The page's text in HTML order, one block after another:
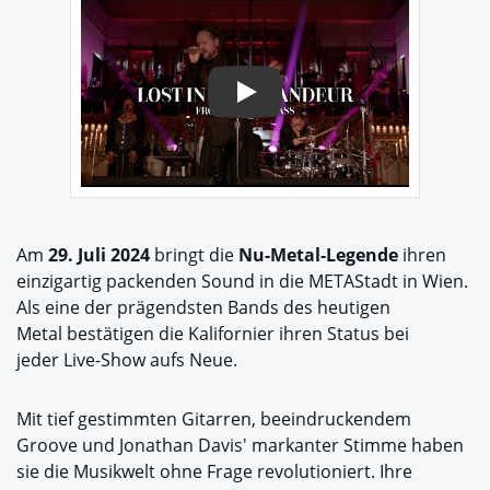
Play
Am 29. Juli 2024 bringt die Nu-Metal-Legende ihren
einzigartig packenden Sound in die METAStadt in Wien.
Als eine der prägendsten Bands des heutigen
Metal bestätigen die Kalifornier ihren Status bei
jeder Live-Show aufs Neue.
Mit tief gestimmten Gitarren, beeindruckendem
Groove und Jonathan Davis' markanter Stimme haben
sie die Musikwelt ohne Frage revolutioniert. Ihre